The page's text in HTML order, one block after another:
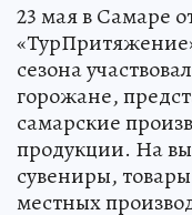
23 мая в Самаре
сезона
горожане,
самарские
продукции. На
сувениры,
местных